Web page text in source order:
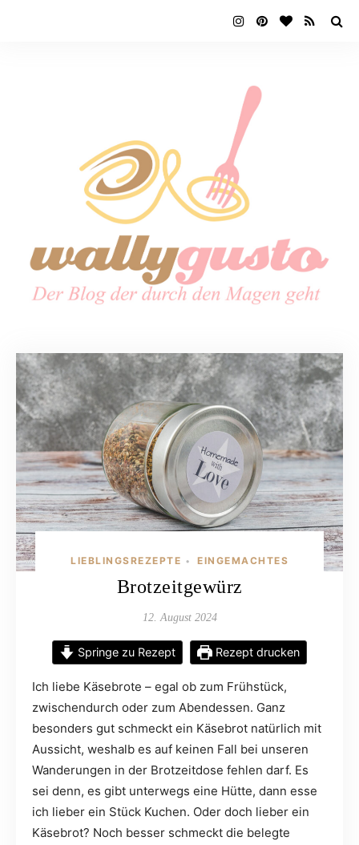
LIEBLINGSREZEPTE • EINGEMACHTES
Brotzeitgewürz
12. August 2024
Springe zu Rezept Rezept drucken
Ich liebe Käsebrote – egal ob zum Frühstück,
zwischendurch oder zum Abendessen. Ganz
besonders gut schmeckt ein Käsebrot natürlich mit
Aussicht, weshalb es auf keinen Fall bei unseren
Wanderungen in der Brotzeitdose fehlen darf. Es
sei denn, es gibt unterwegs eine Hütte, dann esse
ich lieber ein Stück Kuchen. Oder doch lieber ein
Käsebrot? Noch besser schmeckt die belegte